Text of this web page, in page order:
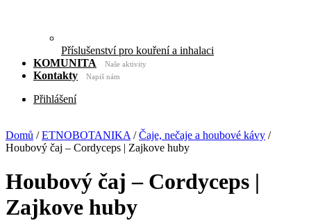
Příslušenství pro kouření a inhalaci
KOMUNITA
Naše aktivity
Kontakty Napiš nám
Přihlášení
Domů / ETNOBOTANIKA / Čaje, nečaje a houbové kávy /
Houbový čaj – Cordyceps | Zajkove huby
Houbový čaj – Cordyceps |
Zajkove huby